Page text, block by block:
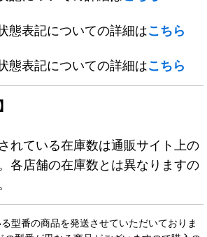
態表記についての詳細はこちら
態表記についての詳細はこちら
れている在庫数は通販サイト上の
各店舗の在庫数とは異なりますの
型番の商品を発送させていただいておりま